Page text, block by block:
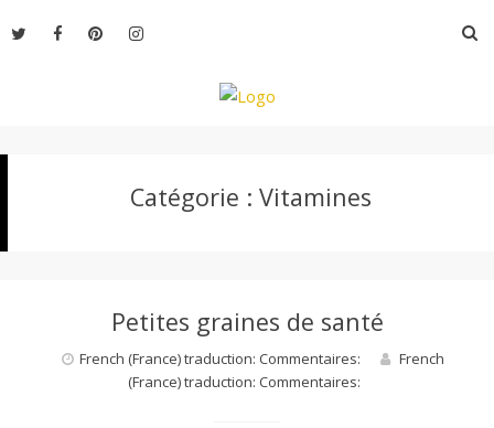
au
Catégorie : Vitamines
Petites graines de santé
French (France) traduction: Commentaires:
French
(France) traduction: Commentaires: